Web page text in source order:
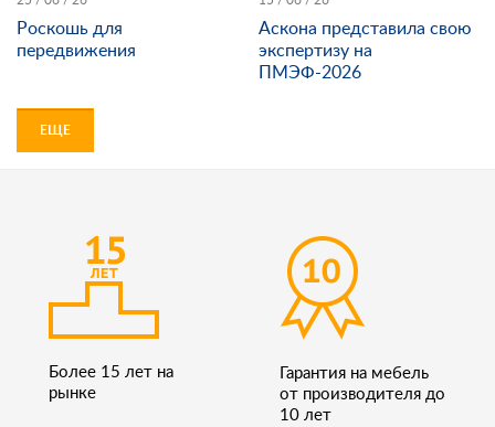
Роскошь для
передвижения
Аскона представила свою
экспертизу на
ПМЭФ-2026
ЕЩЕ
Более 15 лет на
рынке
Гарантия на мебель
от производителя до
10 лет